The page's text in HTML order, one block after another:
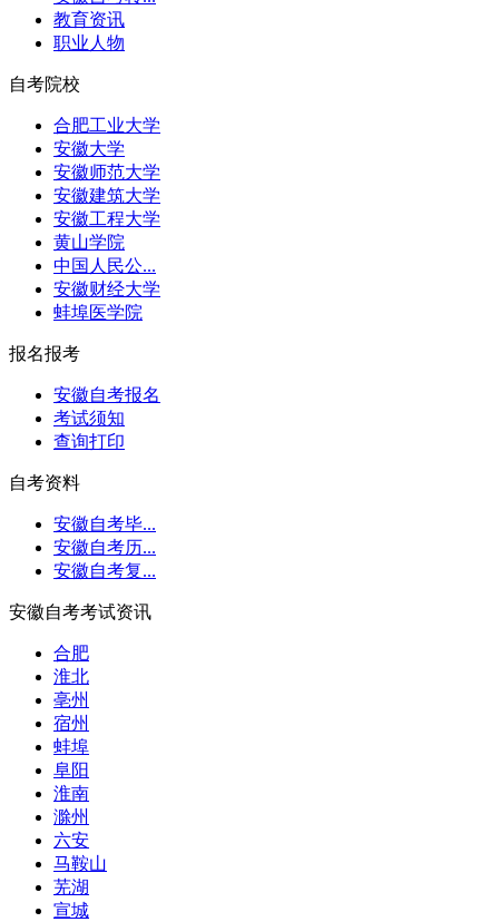
教育资讯
职业人物
自考院校
合肥工业大学
安徽大学
安徽师范大学
安徽建筑大学
安徽工程大学
黄山学院
中国人民公...
安徽财经大学
蚌埠医学院
报名报考
安徽自考报名
考试须知
查询打印
自考资料
安徽自考毕...
安徽自考历...
安徽自考复...
安徽自考考试资讯
合肥
淮北
亳州
宿州
蚌埠
阜阳
淮南
滁州
六安
马鞍山
芜湖
宣城